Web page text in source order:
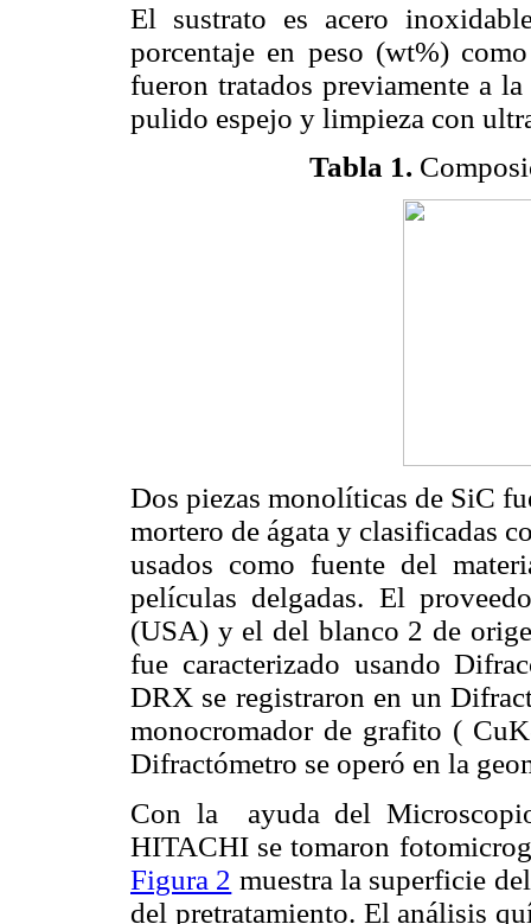
El sustrato es acero
porcentaje en peso (wt%)
fueron tratados previamente a
pulido espejo y limpieza con
Tabla 1.
Dos piezas monolíticas de SiC
mortero de ágata y clasificadas
usados como fuente del
películas delgadas. El
(USA) y el del blanco 2 de
fue caracterizado usando
DRX se registraron en un
monocromador de grafito (
Difractómetro se operó en la
Con la ayuda del
HITACHI se tomaron
Figura 2 muestra la superficie
del pretratamiento. El análisis